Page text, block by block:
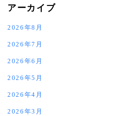
アーカイブ
2026年8月
2026年7月
2026年6月
2026年5月
2026年4月
2026年3月